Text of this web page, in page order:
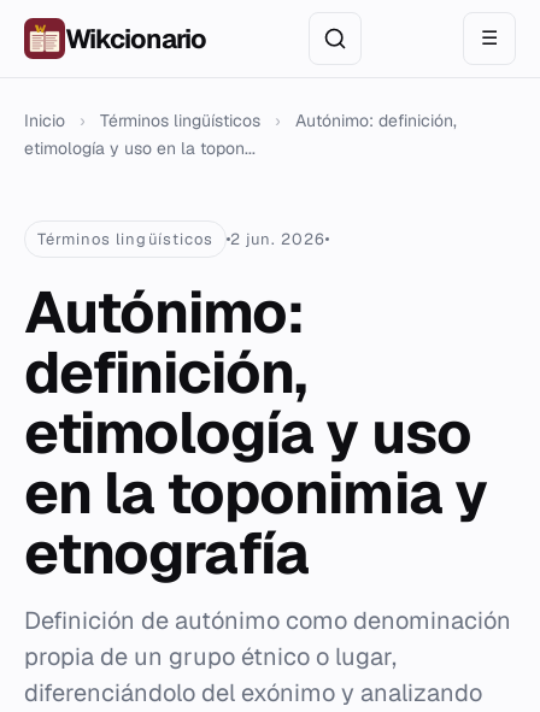
Wikcionario ☰
Inicio › Términos lingüísticos ›
Autónimo: definición,
etimología y uso en la topon...
Términos lingüísticos 2 jun. 2026
Autónimo:
definición,
etimología y uso
en la toponimia y
etnografía
Definición de autónimo como denominación
propia de un grupo étnico o lugar,
diferenciándolo del exónimo y analizando